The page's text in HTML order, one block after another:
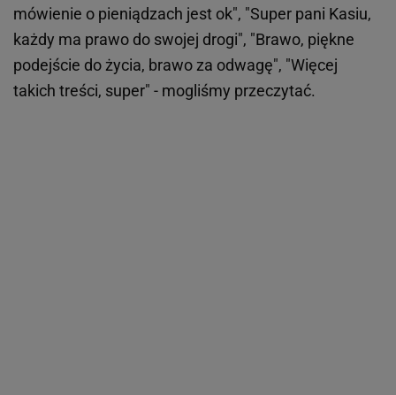
mówienie o pieniądzach jest ok", "Super pani Kasiu,
każdy ma prawo do swojej drogi", "Brawo, piękne
podejście do życia, brawo za odwagę", "Więcej
takich treści, super" - mogliśmy przeczytać.